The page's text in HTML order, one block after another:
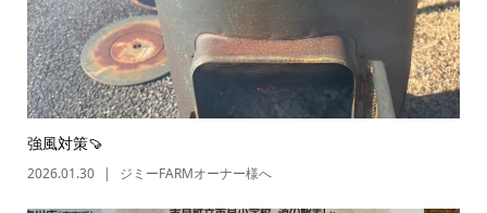
強風対策🍠
2026.01.30 ジミーFARMオーナー様へ